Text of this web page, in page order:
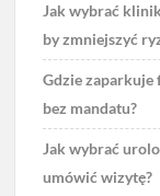
Jak wybrać
by zmniejszyć
Gdzie
bez mandatu?
Jak wybrać
umówić wizytę?